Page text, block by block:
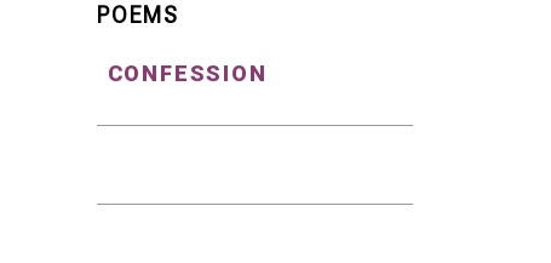
POEMS
CONFESSION